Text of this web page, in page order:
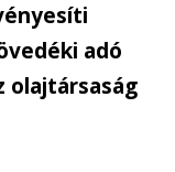
adó
olajtársaság